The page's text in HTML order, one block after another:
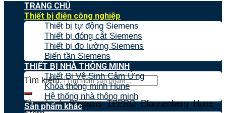
Tìm kiếm:
Tìm nhanh:Siemens,TPPRO,Pfannenberg,Hune,
TRANG CHỦ
Thiết bị điện công nghiệp
Thiết bị tự động Siemens
Thiết bị đóng cắt Siemens
Thiết bị đo lường Siemens
Biến tần Siemens
THIẾT BỊ NHÀ THÔNG MINH
Thiết Bị Vệ Sinh Cảm Ứng
Khóa thông minh Hune
Hệ thống nhà thông minh
Sản phẩm khác